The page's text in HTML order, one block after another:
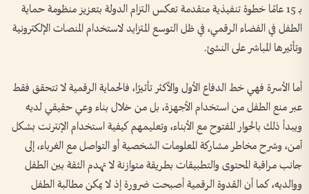
بـ 15 عامًا خطوة تنفيذية متقدمة تعكس التزام الدولة بتعزيز منظومة حماية
الطفل في الفضاء الرقمي، في ظل التوسع المتزايد لاستخدام المنصات الإلكترونية
وتأثيرها المباشر على النشئ.
أما الأسرة فهي خط الدفاع الأول والأكثر تأثيرًا، فالحماية الرقمية لا تتحقق فقط
عبر منع الطفل من استخدام الأجهزة، بل من خلال بناء وعي حقيقي لديه
ويبدأ ذلك بالحوار المفتوح مع الأبناء، وتعليمهم كيفية استخدام الإنترنت بشكل
آمن، وشرح مخاطر مشاركة المعلومات الشخصية أو التواصل مع الغرباء، إلى
جانب مراقبة المحتوى والتطبيقات بطريقة متوازنة لا تهدم الثقة بين الطفل
ووالديه، كما أن القدوة الرقمية أصبحت ضرورة إذ لا يمكن مطالبة الطفل